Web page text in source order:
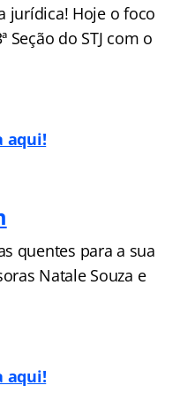
jurídica! Hoje o foco
do STJ com o
aqui!
quentes para a sua
Natale Souza e
aqui!